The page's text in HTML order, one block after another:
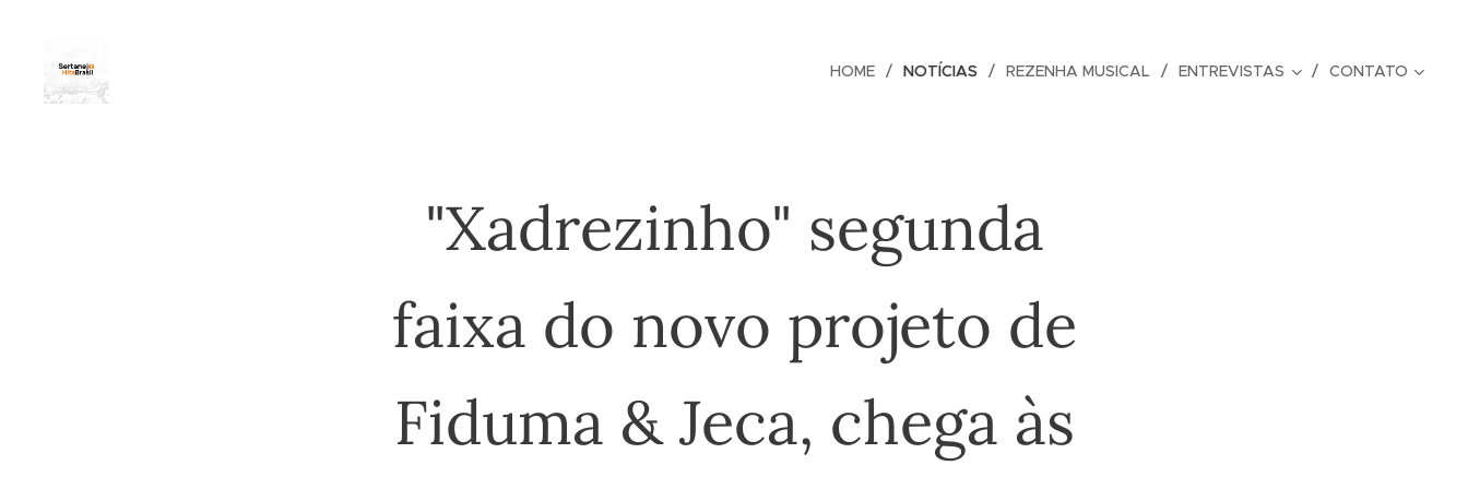
HOME NOTÍCIAS REZENHA MUSICAL ENTREVISTAS CONTATO
"Xadrezinho" segunda
faixa do novo projeto de
Fiduma & Jeca, chega às